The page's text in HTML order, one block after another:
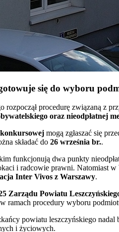
się do wyboru
rozpoczął procedurę związaną z
oraz nieodpłatnej
mogą zgłaszać się
składać do 26 września br..
funkcjonują dwa punkty
i radcowie prawni. Natomiast w
Inter Vivos z Warszawy.
Zarządu Powiatu
ramach procedury wyboru
powiatu leszczyńskiego
i życiowych.